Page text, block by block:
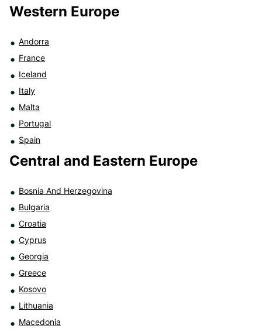
Western Europe
Andorra
France
Iceland
Italy
Malta
Portugal
Spain
Central and Eastern Europe
Bosnia And Herzegovina
Bulgaria
Croatia
Cyprus
Georgia
Greece
Kosovo
Lithuania
Macedonia